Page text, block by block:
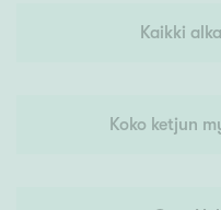
Kaikki
Koko ketjun